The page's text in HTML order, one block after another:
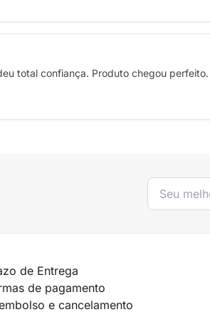
total confiança. Produto chegou perfeito.
de Entrega
de pagamento
e cancelamento